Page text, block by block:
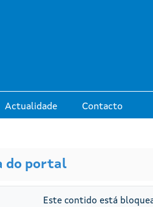
Actualidade Contacto
do portal
Este contido está